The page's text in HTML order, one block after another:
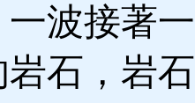
波接著
石，岩